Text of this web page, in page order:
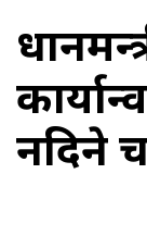
नदिने